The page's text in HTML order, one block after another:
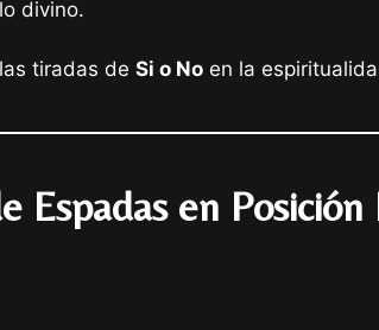
divino.
tiradas de Si o No en la
Espadas en Posición